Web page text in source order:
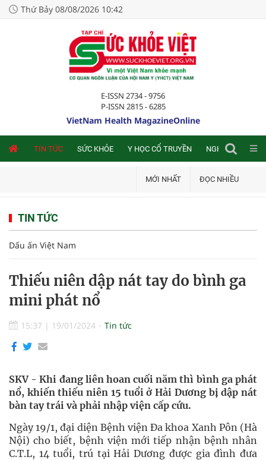
Thứ Bảy 08/08/2026 10:42
E-ISSN 2734 - 9756
P-ISSN 2815 - 6285
VietNam Health MagazineOnline
TIN TỨC SỨC KHỎE Y HỌC CỔ TRUYỀN NGHIÊN CỨU
MỚI NHẤT ĐỌC NHIỀU
TIN TỨC
Dấu ấn Việt Nam
Thiếu niên dập nát tay do bình ga
mini phát nổ
15:37 | 19/01/2024 Tin tức
SKV - Khi đang liên hoan cuối năm thì bình ga phát
nổ, khiến thiếu niên 15 tuổi ở Hải Dương bị dập nát
bàn tay trái và phải nhập viện cấp cứu.
Ngày 19/1, đại diện Bệnh viện Đa khoa Xanh Pôn (Hà
Nội) cho biết, bệnh viện mới tiếp nhận bệnh nhân
C.T.L, 14 tuổi, trú tại Hải Dương được gia đình đưa